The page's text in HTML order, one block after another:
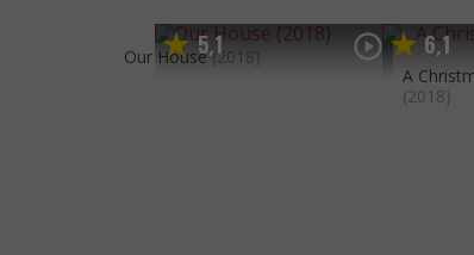
5,1
Our House (2018) 6,1
A
(2018)